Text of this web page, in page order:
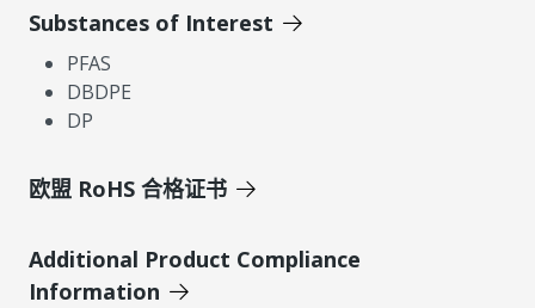
Substances of Interest
PFAS
DBDPE
DP
欧盟 RoHS 合格证书
Additional Product Compliance
Information